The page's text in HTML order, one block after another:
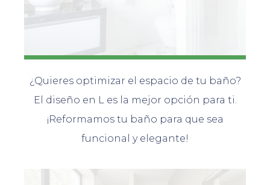
¿Quieres optimizar el espacio de tu baño?
El diseño en L es la mejor opción para ti.
¡Reformamos tu baño para que sea
funcional y elegante!